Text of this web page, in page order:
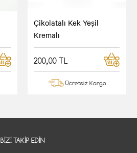
Çikolatalı Kek Yeşil
Kremalı
200,00 TL
Ücretsiz Kargo
BIZI TAKIP EDIN